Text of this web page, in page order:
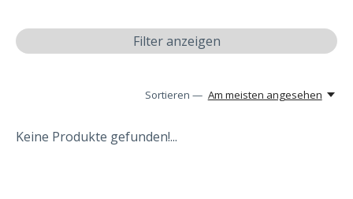
Filter anzeigen
Sortieren — Am meisten angesehen
Keine Produkte gefunden!...